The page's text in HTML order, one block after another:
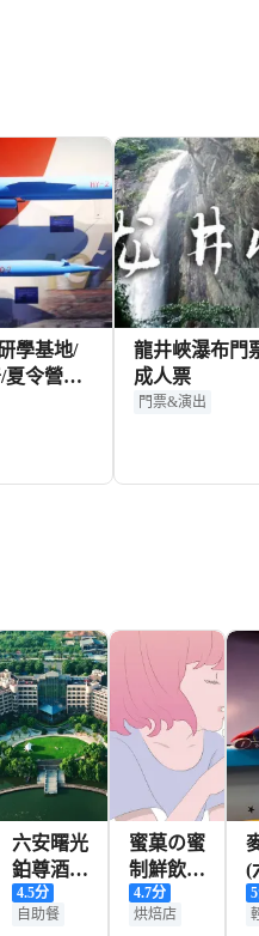
學基地/
夏令營
/研學體
龍井峽瀑布門
成人票
門票&演出
六安曙光
鉑尊酒店
·尚食咖
啡廳
4.5分
自助餐
蜜菓の蜜
制鮮飲
(霍山新
天地店)
4.7分
烘焙店
(
5